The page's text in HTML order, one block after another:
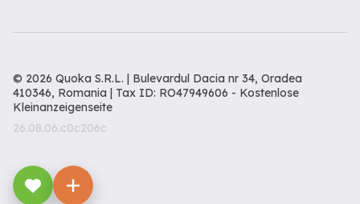
© 2026 Quoka S.R.L. | Bulevardul Dacia nr 34, Oradea
410346, Romania | Tax ID: RO47949606 - Kostenlose
Kleinanzeigenseite
26.08.06.c0c206c